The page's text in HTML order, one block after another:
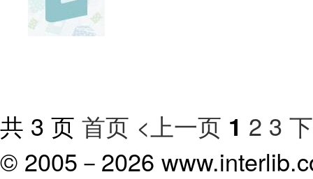
共 3 页 首页 <上一页 1 2 3
© 2005－ 2026